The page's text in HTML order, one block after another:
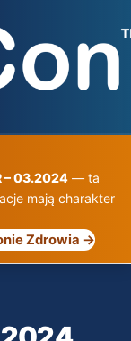
– 03.2024 — ta
mają charakter
Zdrowia →